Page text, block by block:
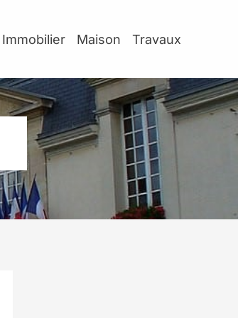
Immobilier Maison Travaux